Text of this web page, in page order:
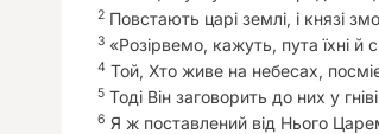
2 Повстають царі землі, і князі
3 «Розірвемо, кажуть, пута їхні й
4 Той, Хто живе на небесах,
5 Тоді Він заговорить до них у
6 Я ж поставлений від Нього